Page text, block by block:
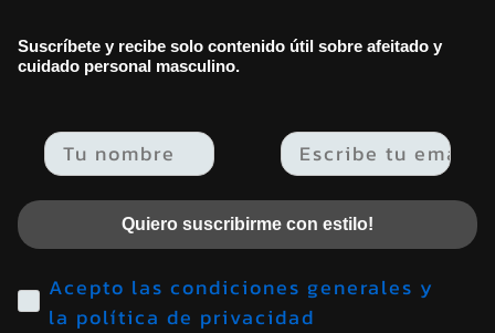
Suscríbete y recibe solo contenido útil sobre afeitado y
cuidado personal masculino.
Email
Quiero suscribirme con estilo!
Acepto las condiciones generales y
la política de privacidad